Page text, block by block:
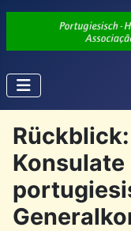
Konsulate